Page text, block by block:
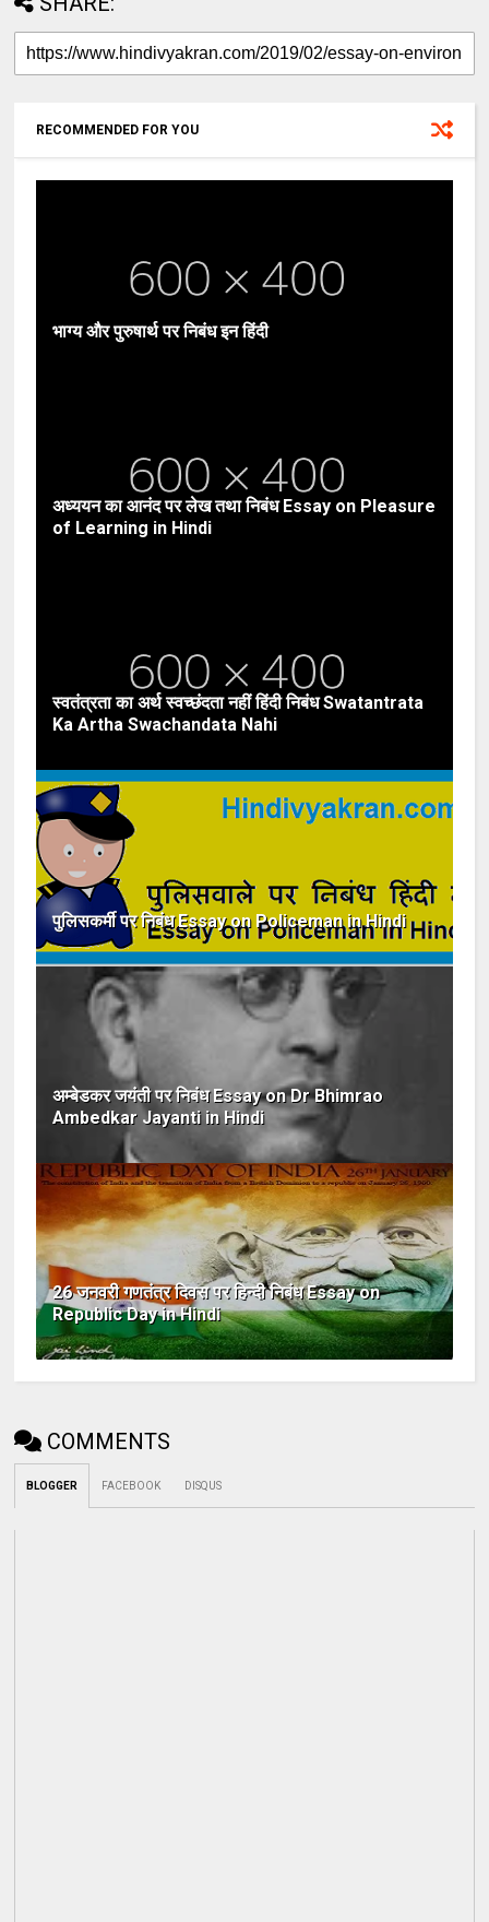
RECOMMENDED FOR YOU
भाग्य और पुरुषार्थ पर निबंध इन हिंदी
अध्ययन का आनंद पर लेख तथा निबंध Essay on Pleasure
of Learning in Hindi
स्वतंत्रता का अर्थ स्वच्छंदता नहीं हिंदी निबंध Swatantrata
Ka Artha Swachandata Nahi
पुलिसकर्मी पर निबंध Essay on Policeman in Hindi
अम्बेडकर जयंती पर निबंध Essay on Dr Bhimrao
Ambedkar Jayanti in Hindi
26 जनवरी गणतंत्र दिवस पर हिन्दी निबंध Essay on
Republic Day in Hindi
COMMENTS
BLOGGER FACEBOOK DISQUS